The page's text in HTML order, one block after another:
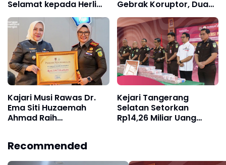
Selamat kepada Herli
Siregar atas Pelantikan
sebagai Kabadiklat
Kejaksaan RI
Gebrak Koruptor, Dua
Tersangka Korupsi
Dana PSR Rp9,34 Miliar
Langsung Dijebloskan
ke Penjara
Kajari Musi Rawas Dr.
Ema Siti Huzaemah
Ahmad Raih
Keuangan Negara Rp4,7
Miliar
Kejari Tangerang
Selatan Setorkan
Rp14,26 Miliar Uang
Recommended